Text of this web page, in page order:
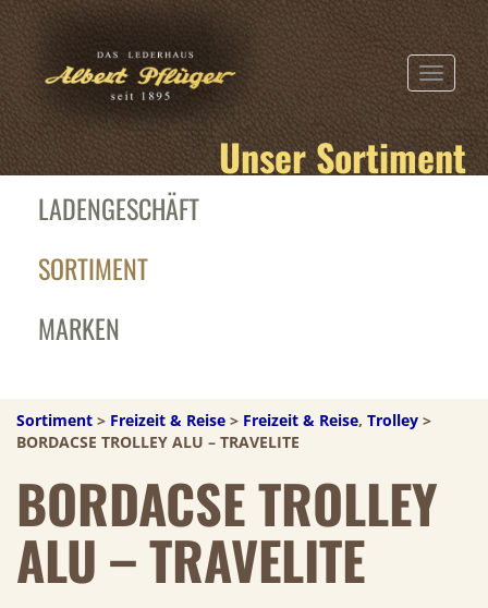
TOGGLE
Unser Sortiment
LADENGESCHÄFT
SORTIMENT
MARKEN
Sortiment > Freizeit & Reise > Freizeit & Reise, Trolley >
BORDACSE TROLLEY ALU – TRAVELITE
BORDACSE TROLLEY
ALU – TRAVELITE